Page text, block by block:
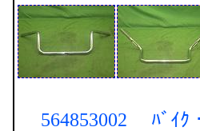
564853002 ﾊﾞｲｸ